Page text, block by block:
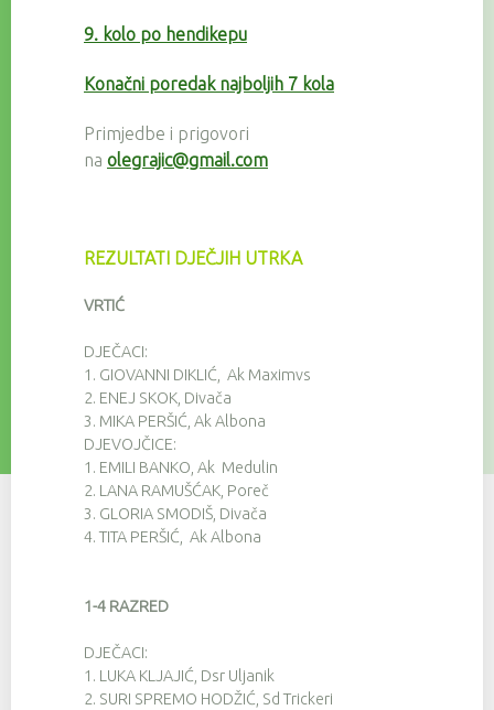
9. kolo po hendikepu
Konačni poredak najboljih 7 kola
Primjedbe i prigovori
na olegrajic@gmail.com
REZULTATI DJEČJIH UTRKA
VRTIĆ
DJEČACI:
1. GIOVANNI DIKLIĆ, Ak Maximvs
2. ENEJ SKOK, Divača
3. MIKA PERŠIĆ, Ak Albona
DJEVOJČICE:
1. EMILI BANKO, Ak Medulin
2. LANA RAMUŠĆAK, Poreč
3. GLORIA SMODIŠ, Divača
4. TITA PERŠIĆ, Ak Albona
1-4 RAZRED
DJEČACI:
1. LUKA KLJAJIĆ, Dsr Uljanik
2. SURI SPREMO HODŽIĆ, Sd Trickeri